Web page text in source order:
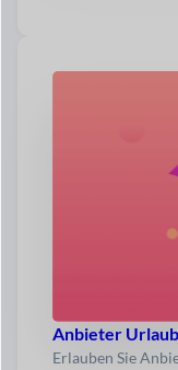
Anbieter Urlaub
Erlauben Sie